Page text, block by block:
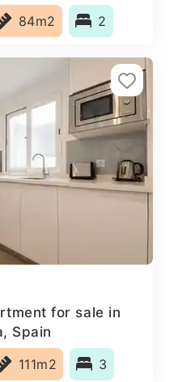
84m2 2
for sale in
Spain
111m2 3